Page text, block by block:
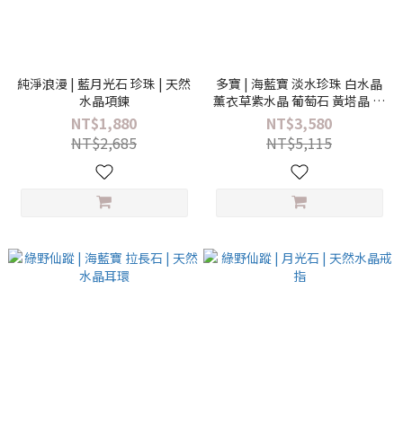
純淨浪漫 | 藍月光石 珍珠 | 天然
水晶項鍊
NT$1,880
NT$2,685
多寶 | 海藍寶 淡水珍珠 白水晶
薰衣草紫水晶 葡萄石 黃塔晶 太
陽石 草莓晶 | 多寶水晶手鍊
NT$3,580
NT$5,115